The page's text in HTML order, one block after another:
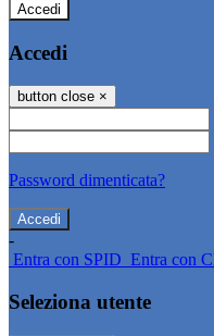
Accedi
Accedi
button close ×
Password dimenticata?
-
Entra con SPID Entra con
Seleziona utente